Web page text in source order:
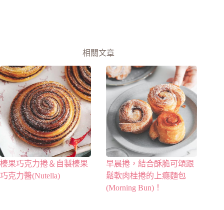
相關文章
榛果巧克力捲＆自製榛果
巧克力醬(Nutella)
早晨捲，結合酥脆可頌跟
鬆軟肉桂捲的上癮麵包
(Morning Bun)！